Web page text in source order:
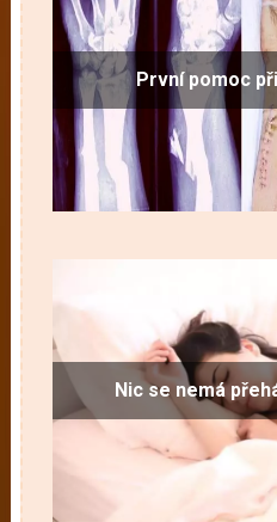
První pomoc
Nic se nemá